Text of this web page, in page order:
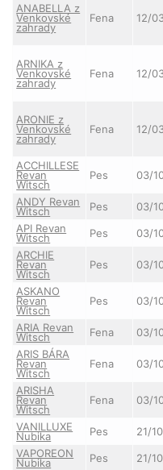
ANABELLA z
Venkovské
zahrady
Fena 12/
ARNIKA z
Venkovské
zahrady
Fena 12/
ARONIE z
Venkovské
zahrady
Fena 12/
ACCHILLESE
Revan
Witsch
Pes 03/
ANDY Revan
Witsch Pes 03/
API Revan
Witsch Pes 03/
ARCHIE
Revan
Witsch
Pes 03/
ASKANO
Revan
Witsch
Pes 03/
ARIA Revan
Witsch Fena 03/
ARIS BÁRA
Revan
Witsch
Fena 03/
ARISHA
Revan
Witsch
Fena 03/
VANILLUXE
Nubika Pes 21/
VAPOREON
Nubika Pes 21/